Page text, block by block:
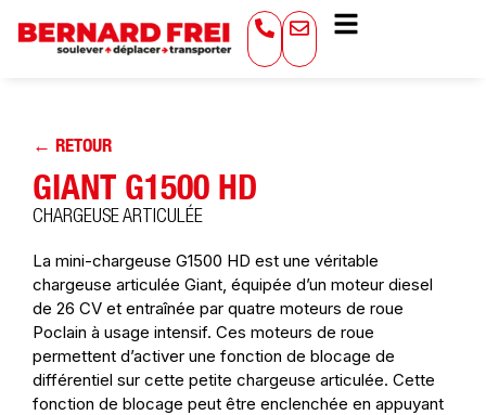
← RETOUR
GIANT G1500 HD
CHARGEUSE ARTICULÉE
La mini-chargeuse G1500 HD est une véritable
chargeuse articulée Giant, équipée d’un moteur diesel
de 26 CV et entraînée par quatre moteurs de roue
Poclain à usage intensif. Ces moteurs de roue
permettent d’activer une fonction de blocage de
différentiel sur cette petite chargeuse articulée. Cette
fonction de blocage peut être enclenchée en appuyant